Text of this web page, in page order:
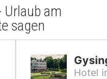
Urlaub am
sagen
Hotel